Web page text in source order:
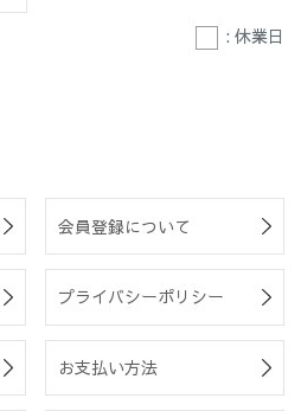
: 休業日
会員登録について
プライバシーポリシー
お支払い方法